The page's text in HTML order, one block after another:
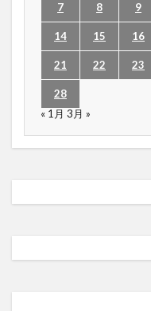
7 8 9
14 15 16
21 22 23
28
« 1月 3月 »